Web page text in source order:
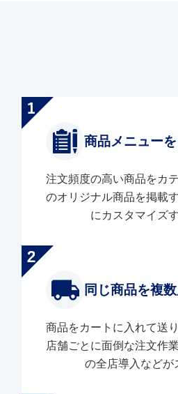
商品メニュー
注文頻度の高い商品をカ
のオリジナル商品を掲載
にカスタマイズ
同じ商品を複
商品をカートに入れて送
店舗ごとに面倒な注文作
の全店導入などが